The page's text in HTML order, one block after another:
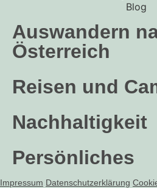
Blog
Auswandern
Österreich
Reisen und
Nachhaltigkeit
Persönliches
Impressum Datenschutzerklärung